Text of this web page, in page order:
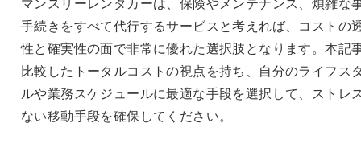
手続きをすべて代行するサービスと考えれば、コストの
性と確実性の面で非常に優れた選択肢となります。本記
比較したトータルコストの視点を持ち、自分のライフス
ルや業務スケジュールに最適な手段を選択して、ストレ
ない移動手段を確保してください。